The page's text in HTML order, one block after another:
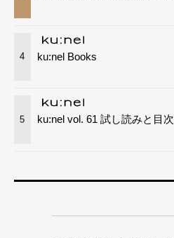
4 ku:nel Books
5 ku:nel vol. 61 試し読みと目次